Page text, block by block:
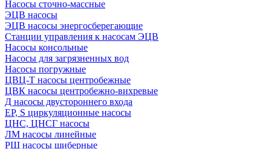
Насосы сточно-массные
ЭЦВ насосы
ЭЦВ насосы энергосберегающие
Станции управления к насосам ЭЦВ
Насосы консольные
Насосы для загрязненных вод
Насосы погружные
ЦВЦ-Т насосы центробежные
ЦВК насосы центробежно-вихревые
Д насосы двустороннего входа
EP, S циркуляционные насосы
ЦНС, ЦНСГ насосы
ЛМ насосы линейные
РШ насосы шиберные